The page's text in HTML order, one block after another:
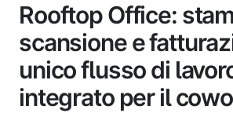
Rooftop Office:
scansione e
unico flusso di
integrato per il